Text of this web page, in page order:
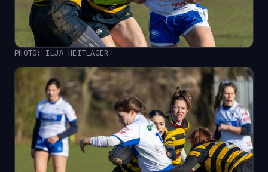
PHOTO: ILJA HEITLAGER